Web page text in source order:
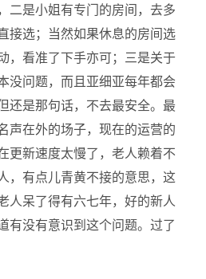
二是小姐有专门的房间，去多
接选；当然如果休息的房间选
，看准了下手亦可；三是关于
没问题，而且亚细亚每年都会
还是那句话，不去最安全。最
声在外的场子，现在的运营的
更新速度太慢了，老人赖着不
，有点儿青黄不接的意思，这
人呆了得有六七年，好的新人
有没有意识到这个问题。过了